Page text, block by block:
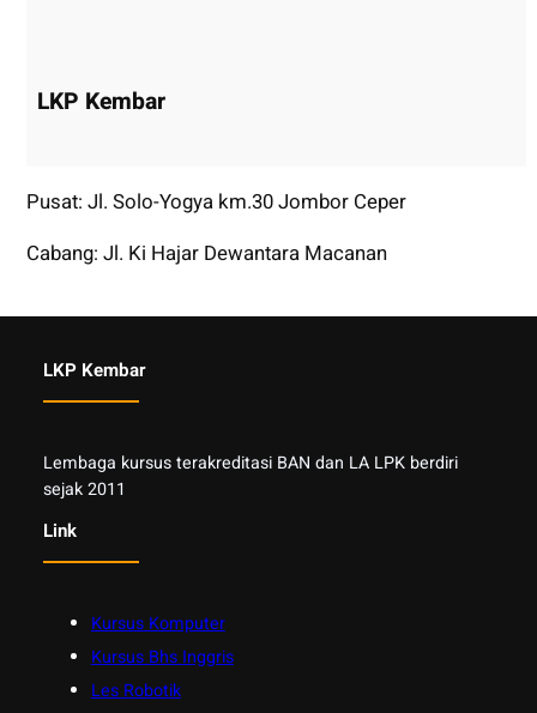
LKP Kembar
Pusat: Jl. Solo-Yogya km.30 Jombor Ceper
Cabang: Jl. Ki Hajar Dewantara Macanan
LKP Kembar
Lembaga kursus terakreditasi BAN dan LA LPK berdiri
sejak 2011
Link
Kursus Komputer
Kursus Bhs Inggris
Les Robotik